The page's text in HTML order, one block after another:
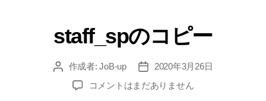
staff_spのコピー
作成者:JoB-up
2020年3月26日
コメントはまだありません